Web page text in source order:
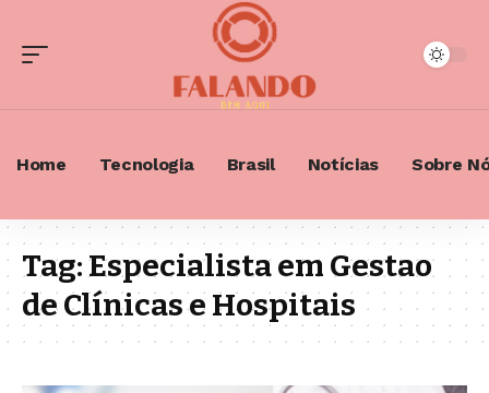
Home Tecnologia Brasil Notícias Sobre
Tag:Especialista em Gestao
de Clínicas e Hospitais